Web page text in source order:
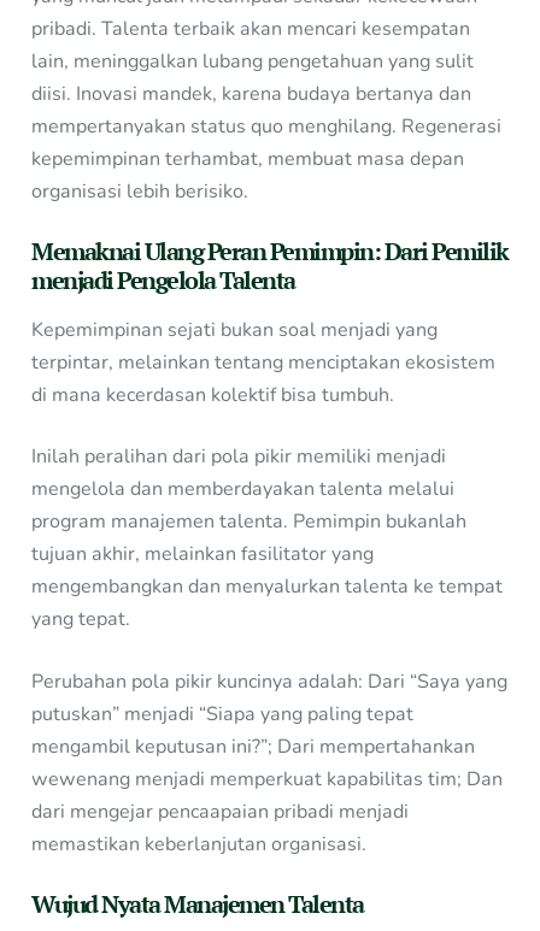
pribadi. Talenta terbaik akan mencari kesempatan
lain, meninggalkan lubang pengetahuan yang sulit
diisi. Inovasi mandek, karena budaya bertanya dan
mempertanyakan status quo menghilang. Regenerasi
kepemimpinan terhambat, membuat masa depan
organisasi lebih berisiko.
Memaknai Ulang Peran Pemimpin: Dari Pemilik
menjadi Pengelola Talenta
Kepemimpinan sejati bukan soal menjadi yang
terpintar, melainkan tentang menciptakan ekosistem
di mana kecerdasan kolektif bisa tumbuh.
Inilah peralihan dari pola pikir memiliki menjadi
mengelola dan memberdayakan talenta melalui
program manajemen talenta. Pemimpin bukanlah
tujuan akhir, melainkan fasilitator yang
mengembangkan dan menyalurkan talenta ke tempat
yang tepat.
Perubahan pola pikir kuncinya adalah: Dari “Saya yang
putuskan” menjadi “Siapa yang paling tepat
mengambil keputusan ini?”; Dari mempertahankan
wewenang menjadi memperkuat kapabilitas tim; Dan
dari mengejar pencaapaian pribadi menjadi
memastikan keberlanjutan organisasi.
Wujud Nyata Manajemen Talenta